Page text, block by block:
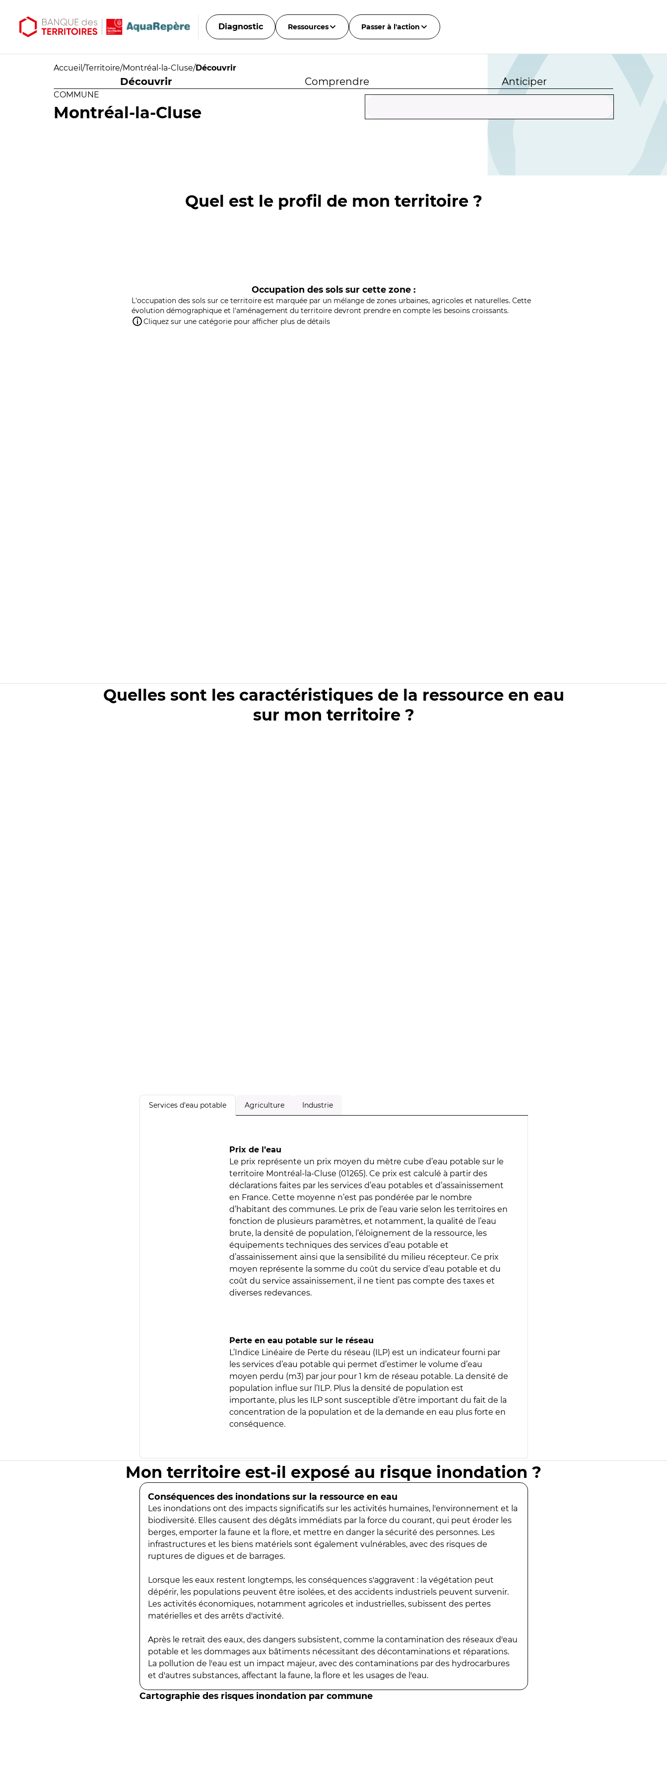
Diagnostic Ressources Passer à l'action
Accueil /Territoire/Montréal-la-Cluse/Découvrir
Découvrir Comprendre Anticiper
COMMUNE
Montréal-la-Cluse
Quel est le profil de mon territoire ?
Occupation des sols sur cette zone :
L'occupation des sols sur ce territoire est marquée par un mélange de zones urbaines, agricoles et naturelles. Cette
évolution démographique et l'aménagement du territoire devront prendre en compte les besoins croissants.
Cliquez sur une catégorie pour afficher plus de détails
Quelles sont les caractéristiques de la ressource en eau
sur mon territoire ?
Services d'eau potable Agriculture Industrie
Prix de l’eau
Le prix représente un prix moyen du mètre cube d’eau potable sur le
territoire Montréal-la-Cluse (01265). Ce prix est calculé à partir des
déclarations faites par les services d’eau potables et d’assainissement
en France. Cette moyenne n’est pas pondérée par le nombre
d’habitant des communes. Le prix de l’eau varie selon les territoires en
fonction de plusieurs paramètres, et notamment, la qualité de l’eau
brute, la densité de population, l’éloignement de la ressource, les
équipements techniques des services d’eau potable et
d’assainissement ainsi que la sensibilité du milieu récepteur. Ce prix
moyen représente la somme du coût du service d’eau potable et du
coût du service assainissement, il ne tient pas compte des taxes et
diverses redevances.
Perte en eau potable sur le réseau
L’Indice Linéaire de Perte du réseau (ILP) est un indicateur fourni par
les services d’eau potable qui permet d’estimer le volume d’eau
moyen perdu (m3) par jour pour 1 km de réseau potable. La densité de
population influe sur l’ILP. Plus la densité de population est
importante, plus les ILP sont susceptible d’être important du fait de la
concentration de la population et de la demande en eau plus forte en
conséquence.
Mon territoire est-il exposé au risque inondation ?
Conséquences des inondations sur la ressource en eau
Les inondations ont des impacts significatifs sur les activités humaines, l'environnement et la
biodiversité. Elles causent des dégâts immédiats par la force du courant, qui peut éroder les
berges, emporter la faune et la flore, et mettre en danger la sécurité des personnes. Les
infrastructures et les biens matériels sont également vulnérables, avec des risques de
ruptures de digues et de barrages.
Lorsque les eaux restent longtemps, les conséquences s'aggravent : la végétation peut
dépérir, les populations peuvent être isolées, et des accidents industriels peuvent survenir.
Les activités économiques, notamment agricoles et industrielles, subissent des pertes
matérielles et des arrêts d'activité.
Après le retrait des eaux, des dangers subsistent, comme la contamination des réseaux d'eau
potable et les dommages aux bâtiments nécessitant des décontaminations et réparations.
La pollution de l'eau est un impact majeur, avec des contaminations par des hydrocarbures
et d'autres substances, affectant la faune, la flore et les usages de l'eau.
Cartographie des risques inondation par commune